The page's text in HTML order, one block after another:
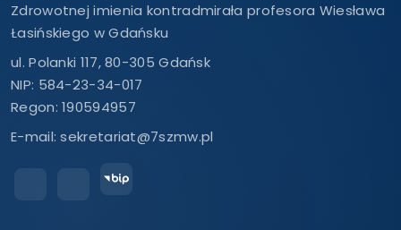
Zdrowotnej imienia kontradmirała profesora Wiesława
Łasińskiego w Gdańsku
ul. Polanki 117, 80-305 Gdańsk
NIP: 584-23-34-017
Regon: 190594957
E-mail:sekretariat@7szmw.pl